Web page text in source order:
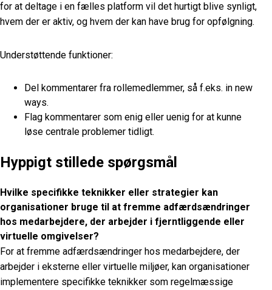
for at deltage i en fælles platform vil det hurtigt blive synligt,
hvem der er aktiv, og hvem der kan have brug for opfølgning.
Understøttende funktioner:
Del kommentarer fra rollemedlemmer, så f.eks. in new
ways.
Flag kommentarer som enig eller uenig for at kunne
løse centrale problemer tidligt.
Hyppigt stillede spørgsmål
Hvilke specifikke teknikker eller strategier kan
organisationer bruge til at fremme adfærdsændringer
hos medarbejdere, der arbejder i fjerntliggende eller
virtuelle omgivelser?
For at fremme adfærdsændringer hos medarbejdere, der
arbejder i eksterne eller virtuelle miljøer, kan organisationer
implementere specifikke teknikker som regelmæssige